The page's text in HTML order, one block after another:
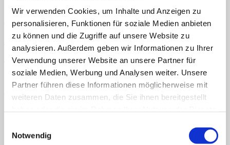
Wir verwenden Cookies, um Inhalte und Anzeigen zu
personalisieren, Funktionen für soziale Medien anbieten
zu können und die Zugriffe auf unsere Website zu
analysieren. Außerdem geben wir Informationen zu Ihrer
Verwendung unserer Website an unsere Partner für
soziale Medien, Werbung und Analysen weiter. Unsere
Partner führen diese Informationen möglicherweise mit
weiteren Daten zusammen, die Sie ihnen bereitgestellt
Notwendig
Home
Über uns
Shop
Info
News
Suchen
nach:
nach:
Veröffentlicht9. März 2021bei425 × 600 inFrühlingsblumen
sortieren
TEACCH, Klettmappe, Frühblüher, Frühlingsblumen
TEACCH, Klettmappe, Frühblüher, Frühlingsblumen
Kommentare und Trackbacks sind derzeit geschlossen.
AGB Datenschutz Widerruf Versand & Lieferung Zahlungsweisen